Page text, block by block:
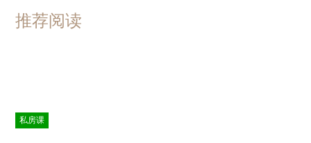
推荐阅读
私房课